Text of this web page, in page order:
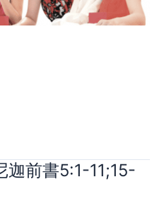
迦前書5:1-11;15-